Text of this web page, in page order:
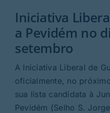
Rubricas
Jornal
Revista
Iniciativa
a Pevidém no
setembro
A Iniciativa Liberal de
oficialmente, no
sua lista candidata à
Pevidém (Selho S.